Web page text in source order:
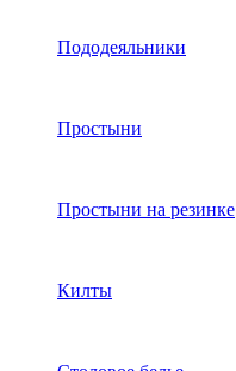
Пододеяльники
Простыни
Простыни на резинке
Килты